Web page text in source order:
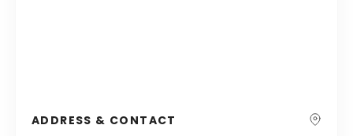
ADDRESS & CONTACT